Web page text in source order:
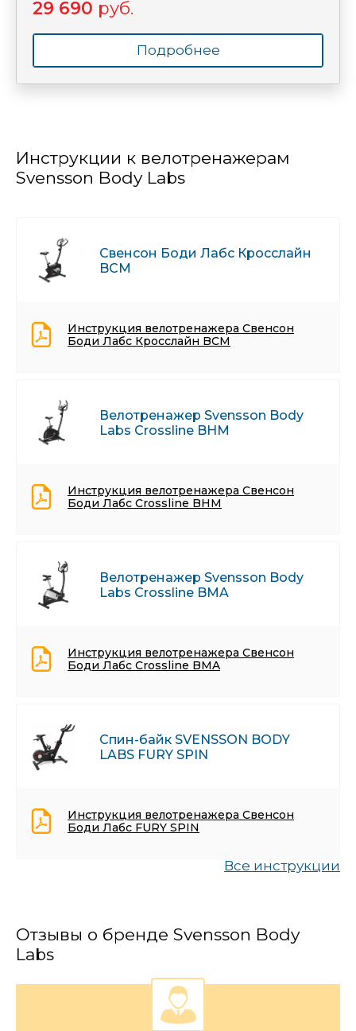
29 690 руб.
Подробнее
Инструкции к велотренажерам
Svensson Body Labs
Свенсон Боди Лабс Кросслайн
BCM
Инструкция велотренажера Свенсон
Боди Лабс Кросслайн BCM
Велотренажер Svensson Body
Labs Crossline BHM
Инструкция велотренажера Свенсон
Боди Лабс Crossline BHM
Велотренажер Svensson Body
Labs Crossline BMA
Инструкция велотренажера Свенсон
Боди Лабс Crossline BMA
Спин-байк SVENSSON BODY
LABS FURY SPIN
Инструкция велотренажера Свенсон
Боди Лабс FURY SPIN
Все инструкции
Отзывы о бренде Svensson Body
Labs